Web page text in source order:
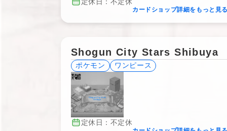
カードショップ詳細をもっと見
Shogun City Stars Shibuya
ポケモン ワンピース
Shogun City Stars
Shibuya
定休日：不定休